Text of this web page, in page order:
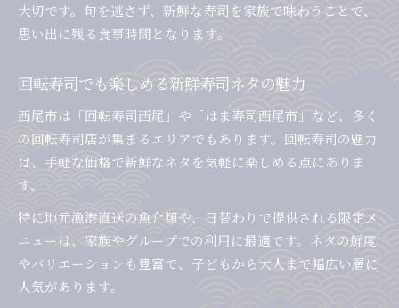
大切です。旬を逃さず、新鮮な寿司を家族で味わうことで、
思い出に残る食事時間となります。
回転寿司でも楽しめる新鮮寿司ネタの魅力
西尾市は「回転寿司西尾」や「はま寿司西尾市」など、多く
の回転寿司店が集まるエリアでもあります。回転寿司の魅力
は、手軽な価格で新鮮なネタを気軽に楽しめる点にありま
す。
特に地元漁港直送の魚介類や、日替わりで提供される限定メ
ニューは、家族やグループでの利用に最適です。ネタの鮮度
やバリエーションも豊富で、子どもから大人まで幅広い層に
人気があります。